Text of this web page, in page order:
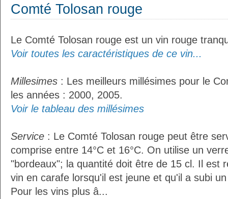
Comté Tolosan rouge
Le Comté Tolosan rouge est un vin rouge
Voir toutes les caractéristiques de ce vin...
Millesimes : Les meilleurs millésimes pour le
les années : 2000, 2005.
Voir le tableau des millésimes
Service : Le Comté Tolosan rouge peut être
comprise entre 14°C et 16°C. On utilise un
"bordeaux"; la quantité doit être de 15 cl. Il est
vin en carafe lorsqu'il est jeune et qu'il a subi
Pour les vins plus â...